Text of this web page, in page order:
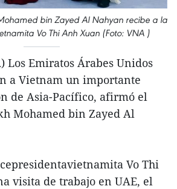
bin Zayed Al Nahyan recibe a la
Vo Thi Anh Xuan (Foto: VNA )
Los Emiratos Árabes Unidos
a Vietnam un importante
de Asia-Pacífico, afirmó el
Mohamed bin Zayed Al
Vo Thi
visita de trabajo en UAE, el